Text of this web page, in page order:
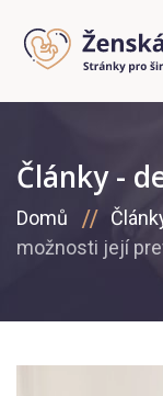
Články -
Domů
možnosti její